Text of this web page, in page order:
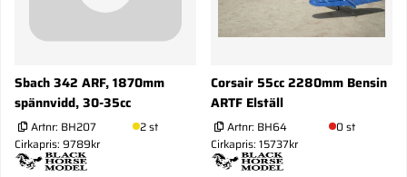
Sbach 342 ARF, 1870mm
spännvidd, 30-35cc
Artnr: BH207
2 st
Cirkapris: 9789kr
Corsair 55cc 2280mm Bensin
ARTF Elställ
Artnr: BH64
0 st
Cirkapris: 15737kr